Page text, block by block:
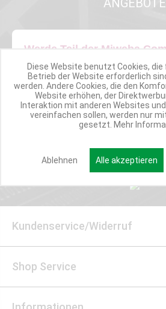
ANGEBOTE
Werde Teil der Miweba
Verpasse nie wieder exklusive
E-MAIL*
Anmelden
Kundenservice/Widerruf
Shop Service
Diese Website benutzt Cookies,
Betrieb der Website erforderlich
werden. Andere Cookies, die den
Website erhöhen, der
Interaktion mit anderen Websites
vereinfachen sollen, werden nur
gesetzt. Mehr
Ablehnen Alle akzeptieren